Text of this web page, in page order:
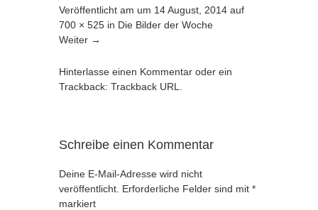
Veröffentlicht am um 14 August, 2014 auf
700 × 525 in Die Bilder der Woche
Weiter →
Hinterlasse einen Kommentar oder ein
Trackback: Trackback URL
Schreibe einen Kommentar
Deine E-Mail-Adresse wird nicht
veröffentlicht. Erforderliche Felder sind mit *
markiert